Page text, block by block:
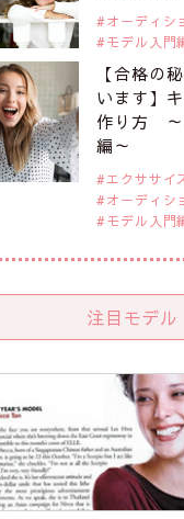
オーディシ
モデル入門
【合格の
います】
作り方 ～
編～
エクササイ
オーディシ
モデル入門
注目モデル